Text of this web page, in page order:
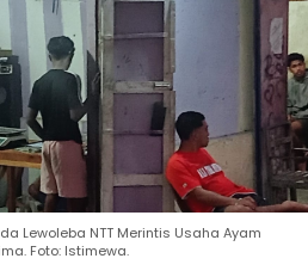
Lewoleba NTT Merintis Usaha Ayam
Foto: Istimewa.